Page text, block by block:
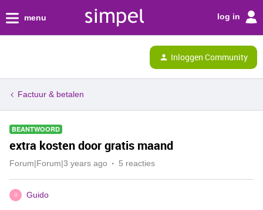
menu log in
Inloggen Community
Factuur & betalen
BEANTWOORD
extra kosten door gratis maand
Forum|Forum|3 years ago 5 reacties
G Guido